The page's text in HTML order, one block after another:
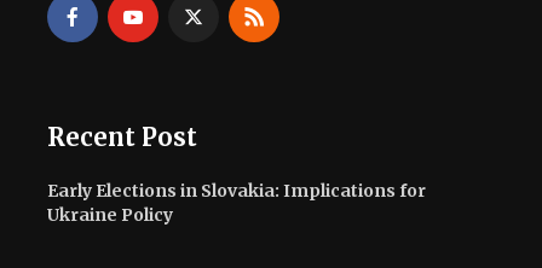
Recent Post
Early Elections in Slovakia: Implications for
Ukraine Policy